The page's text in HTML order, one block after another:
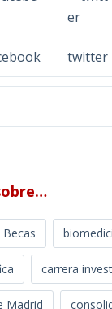
twitter
Becas
carrera
Madrid